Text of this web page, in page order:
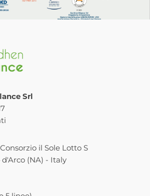
Srl
il Sole Lotto S
(NA) - Italy